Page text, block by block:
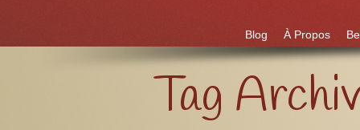
Aller à:
Blog À Propos
Tag